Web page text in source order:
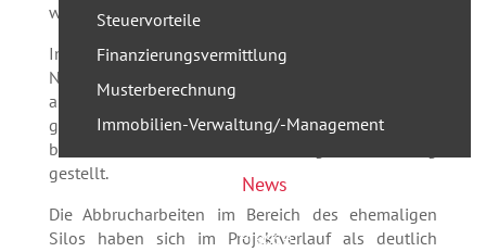
Steuervorteile
Finanzierungsvermittlung
Musterberechnung
Immobilien-Verwaltung/-Management
News
Presse
worden, verbaut.
Im
Haus B 3wurden die Abrissarbeiten beendet.
Nachdem jetzt die Bewehrungsarbeiten
abgeschlossen sind, kann dort die Bodenplatte
gegossen werden. Die Decken und Wände sind jetzt
bis einschließlich dem 7. Obergeschoss fertig
gestellt.
Die Abbrucharbeiten im Bereich des ehemaligen
Silos haben sich im Projektverlauf als deutlich